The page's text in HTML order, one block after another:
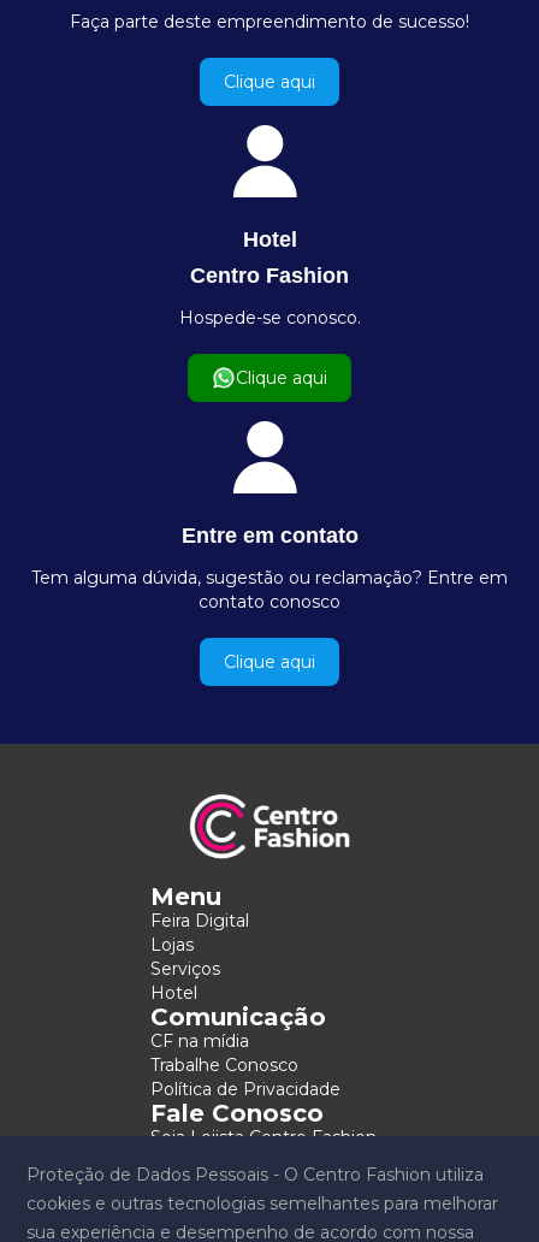
Faça parte deste empreendimento de sucesso!
Clique aqui
Hotel
Centro Fashion
Hospede-se conosco.
Clique aqui
Entre em contato
Tem alguma dúvida, sugestão ou reclamação? Entre em
contato conosco
Clique aqui
Menu
Feira Digital
Lojas
Serviços
Hotel
Comunicação
CF na mídia
Trabalhe Conosco
Política de Privacidade
Fale Conosco
Seja Lojista Centro Fashion
Copyright 2026 © Centro Fashion. Todos os direitos
Proteção de Dados Pessoais - O Centro Fashion utiliza
cookies e outras tecnologias semelhantes para melhorar
sua experiência e desempenho de acordo com nossa